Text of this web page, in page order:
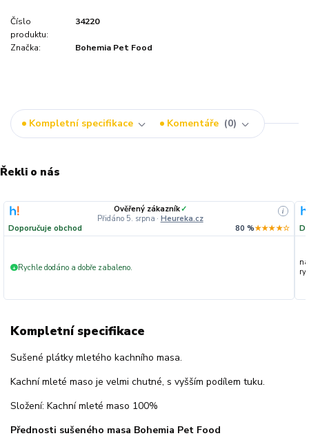
Číslo
produktu:
34220
Značka: Bohemia Pet Food
Kompletní specifikace Komentáře 0
Řekli o nás
Ověřený zákazník✓
Přidáno 5. srpna · Heureka.cz
i
Doporučuje obchod 80 %★★★★☆
+ Rychle dodáno a dobře zabaleno.
Kompletní specifikace
Sušené plátky mletého kachního masa.
Kachní mleté maso je velmi chutné, s vyšším podílem tuku.
Složení: Kachní mleté maso 100%
Přednosti sušeného masa Bohemia Pet Food